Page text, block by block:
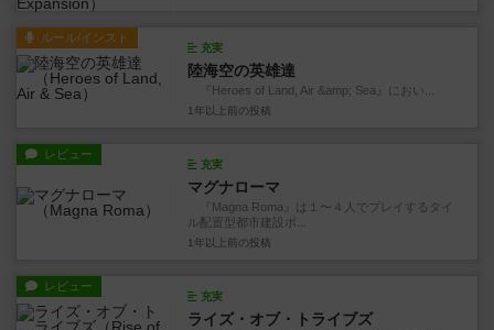
ルール/インスト
充実
陸海空の英雄達
『Heroes of Land, Air &amp; Sea』におい...
1年以上前 の投稿
レビュー
充実
マグナローマ
『Magna Roma』は１〜４人でプレイするタイ
ル配置型都市建設ボ...
1年以上前 の投稿
レビュー
充実
ライズ・オブ・トライブズ